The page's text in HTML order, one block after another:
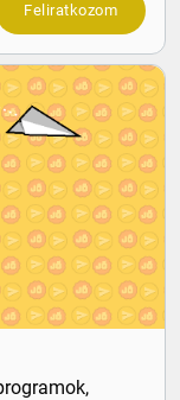
Feliratkozom